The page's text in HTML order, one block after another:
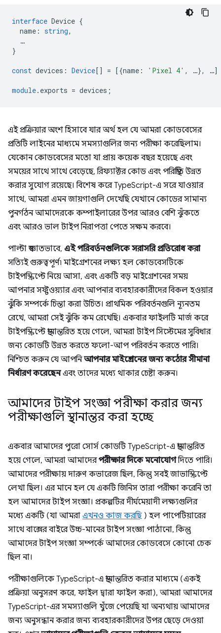
interface Device {
name : string,
…
}
const devices : Device[] = [{name : 'Pixel 4' , …}, …]
module.exports = devices ;
এই প্রক্রিয়ার অংশ হিসাবে যার অর্থ হল যে আমরা কোডবেসের
প্রতিটি লাইনের মাধ্যমে সমস্যাগুলির জন্য পরীক্ষা করেছিলাম।
যেকোন কোডবেসের মতো যা প্রায় কয়েক বছর হয়েছে এবং
সময়ের সাথে সাথে বেড়েছে, রিফ্যাক্টর কোড এবং পরিস্থিতি উন্নত
করার সুযোগ রয়েছে। বিশেষ করে TypeScript-এ সরে যাওয়ার
সাথে, আমরা এমন জায়গাগুলি দেখেছি যেখানে কোডের সামান্য
পুনর্গঠন আমাদেরকে কম্পাইলারের উপর আরও বেশি ঝুঁকতে
এবং আরও ভাল টাইপ নিরাপত্তা পেতে সক্ষম করবে।
পাল্টা স্বজ্ঞাতভাবে, এই পরিবর্তনগুলিকে সরাসরি প্রতিরোধ করা
সত্যিই গুরুত্বপূর্ণ৷ মাইগ্রেশনের লক্ষ্য হল কোডবেসটিকে
টাইপস্ক্রিপ্টে নিয়ে আসা, এবং একটি বড় মাইগ্রেশনের সময়
আপনার সফ্টওয়্যার এবং আপনার ব্যবহারকারীদের বিকল হওয়ার
ঝুঁকি সম্পর্কে চিন্তা করা উচিত। প্রাথমিক পরিবর্তনগুলি ন্যূনতম
রেখে, আমরা সেই ঝুঁকি কম রেখেছি। একবার ফাইলটি মার্জ করে
টাইপস্ক্রিপ্টে স্থানান্তরিত হয়ে গেলে, আমরা টাইপ সিস্টেমের সুবিধার
জন্য কোডটি উন্নত করতে ফলো-আপ পরিবর্তন করতে পারি।
নিশ্চিত করুন যে আপনিআপনার মাইগ্রেশনের জন্য কঠোর সীমানা
নির্ধারণ করেছেনএবং তাদের মধ্যে থাকার চেষ্টা করুন।
আমাদের টাইপ সংজ্ঞা পরীক্ষা করার জন্য
পরীক্ষাগুলি স্থানান্তর করা হচ্ছে
একবার আমাদের পুরো সোর্স কোডটি TypeScript-এ স্থানান্তরিত
হয়ে গেলে, আমরা আমাদেরপরীক্ষার দিকে মনোযোগদিতে পারি।
আমাদের পরীক্ষায় দারুণ কভারেজ ছিল, কিন্তু সবই জাভাস্ক্রিপ্টে
লেখা ছিল। এর মানে হল যে একটি জিনিস তারা পরীক্ষা করেনি তা
হল আমাদের টাইপ সংজ্ঞা। প্রকল্পটির দীর্ঘমেয়াদী লক্ষ্যগুলির
মধ্যে একটি (যা আমরা এখনও কাজ করছি) হল পাপেটিয়ারের
সাথে বাক্সের বাইরে উচ্চ-মানের টাইপ সংজ্ঞা পাঠানো, কিন্তু
আমাদের টাইপ সংজ্ঞা সম্পর্কে আমাদের কোডবেসে কোনো চেক
ছিল না।
পরীক্ষাগুলিকে TypeScript-এ স্থানান্তরিত করার মাধ্যমে (একই
প্রক্রিয়া অনুসরণ করে, ফাইল দ্বারা ফাইল করা), আমরা আমাদের
TypeScript-এর সমস্যাগুলি খুঁজে পেয়েছি যা অন্যথায় আমাদের
জন্য অনুসন্ধান করার জন্য ব্যবহারকারীদের উপর ছেড়ে দেওয়া